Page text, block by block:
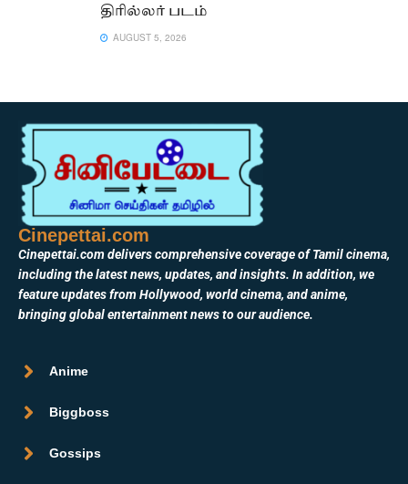
திரில்லர் படம்
AUGUST 5, 2026
Cinepettai.com
Cinepettai.com delivers comprehensive coverage of Tamil cinema,
including the latest news, updates, and insights. In addition, we
feature updates from Hollywood, world cinema, and anime,
bringing global entertainment news to our audience.
Anime
Biggboss
Gossips